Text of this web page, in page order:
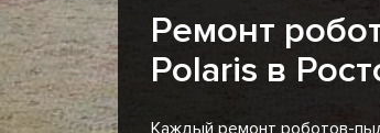
Ремонт
Polaris в
Каждый ремонт роботов-